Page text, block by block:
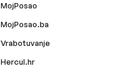
MojPosao
MojPosao.ba
Vrabotuvanje
Hercul.hr